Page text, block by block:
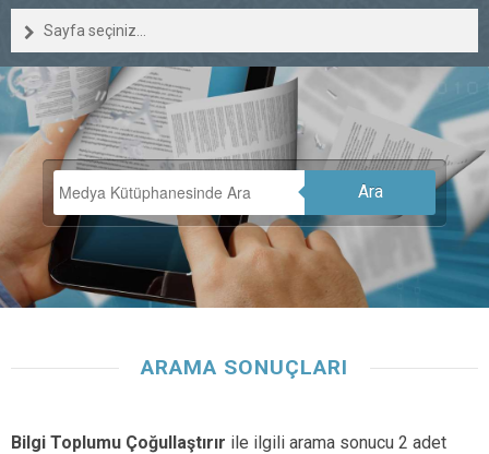
Sayfa seçiniz...
Ara
ARAMA SONUÇLARI
Bilgi Toplumu Çoğullaştırır ile ilgili arama sonucu 2 adet